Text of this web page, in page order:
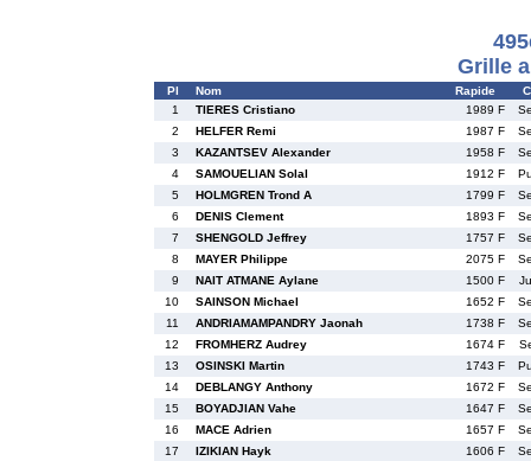
Grille
Pl Nom Rapide
1
TIERES Cristiano 1989 F
2
HELFER Remi 1987 F
3
KAZANTSEV Alexander 1958 F
4
SAMOUELIAN Solal 1912 F
5
HOLMGREN Trond A 1799 F
6
DENIS Clement 1893 F
7
SHENGOLD Jeffrey 1757 F
8
MAYER Philippe 2075 F
9
NAIT ATMANE Aylane 1500 F
10
SAINSON Michael 1652 F
11
ANDRIAMAMPANDRY Jaonah 1738 F
12
FROMHERZ Audrey 1674 F
13
OSINSKI Martin 1743 F
14
DEBLANGY Anthony 1672 F
15
BOYADJIAN Vahe 1647 F
16
MACE Adrien 1657 F
17
IZIKIAN Hayk 1606 F